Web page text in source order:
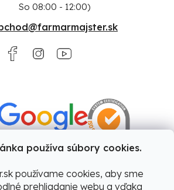
používa súbory cookies.
používame cookies, aby sme
prehliadanie webu a vďaka
So 08:00 - 12:00)